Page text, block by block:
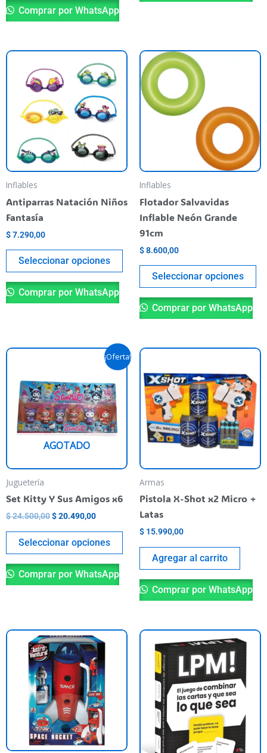
Comprar por WhatsApp
Inflables
Antiparras Natación Niños
Fantasía
$7.290,00
Seleccionar opciones
Este
producto
tiene
varias
variantes.
se
pueden
elegir
página
producto
Comprar por WhatsApp
Inflables
Flotador Salvavidas
Inflable Neón Grande
91cm
$8.600,00
Seleccionar opciones
se
Comprar por WhatsApp
¡Oferta!
AGOTADO
Juguetería
Set Kitty Y Sus Amigos x6
$24.500,00
El
era:
$ 24.500,00.
$20.490,00
El
precio
actual
es:
$ 20.490,00.
Seleccionar opciones
Este
producto
tiene
varias
variantes.
se
pueden
elegir
del
producto
Comprar por WhatsApp
Armas
Pistola X-Shot x2 Micro +
Latas
$ 15.990,00
Agregar al carrito
Comprar por WhatsApp